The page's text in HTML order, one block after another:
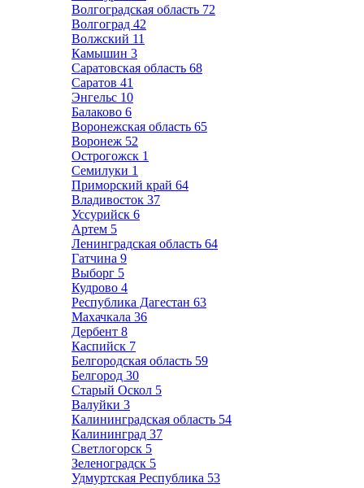
Волгоградская область 72
Волгоград 42
Волжский 11
Камышин 3
Саратовская область 68
Саратов 41
Энгельс 10
Балаково 6
Воронежская область 65
Воронеж 52
Острогожск 1
Семилуки 1
Приморский край 64
Владивосток 37
Уссурийск 6
Артем 5
Ленинградская область 64
Гатчина 9
Выборг 5
Кудрово 4
Республика Дагестан 63
Махачкала 36
Дербент 8
Каспийск 7
Белгородская область 59
Белгород 30
Старый Оскол 5
Валуйки 3
Калининградская область 54
Калининград 37
Светлогорск 5
Зеленоградск 5
Удмуртская Республика 53